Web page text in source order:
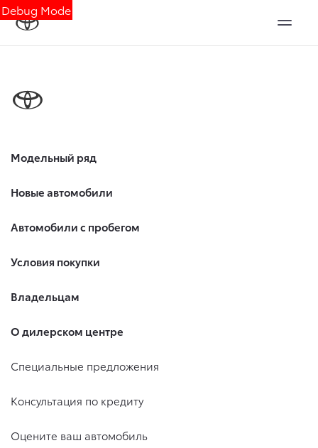
Debug Mode
Модельный ряд
Новые автомобили
Автомобили с пробегом
Условия покупки
Владельцам
О дилерском центре
Специальные предложения
Консультация по кредиту
Оцените ваш автомобиль